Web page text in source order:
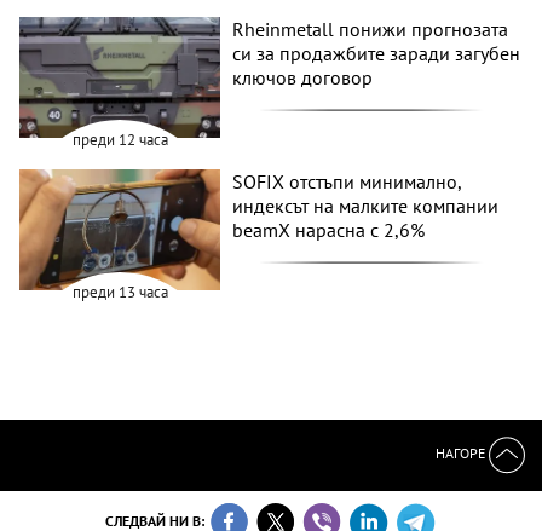
преди 12 часа
Rheinmetall понижи прогнозата
си за продажбите заради загубен
ключов договор
преди 13 часа
SOFIX отстъпи минимално,
индексът на малките компании
beamX нарасна с 2,6%
НАГОРЕ
СЛЕДВАЙ НИ В: